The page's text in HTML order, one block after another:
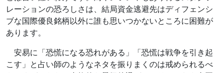
レーションの恐ろしさは、結局資金逃避先はディフェンシ
ブな国際優良銘柄以外に誰も思いつかないところに困難が
あります。
安易に「恐慌になる恐れがある」「恐慌は戦争を引き起
こす」と占い師のようなネタを振りまくのは戒められるべ